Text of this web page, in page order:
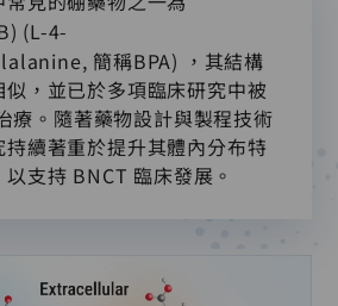
(L-4-
簡稱BPA) ，其結構
，並已於多項臨床研究中被
療。隨著藥物設計與製程技術
續著重於提升其體內分布特
支持 BNCT 臨床發展。